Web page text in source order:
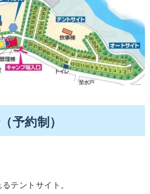
予約制）
テントサイト。